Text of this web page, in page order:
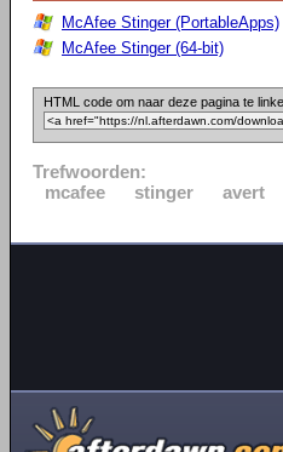
McAfee Stinger (PortableApps)
McAfee Stinger (64-bit)
HTML code om naar deze pagina te
Trefwoorden:
mcafee
stinger avert